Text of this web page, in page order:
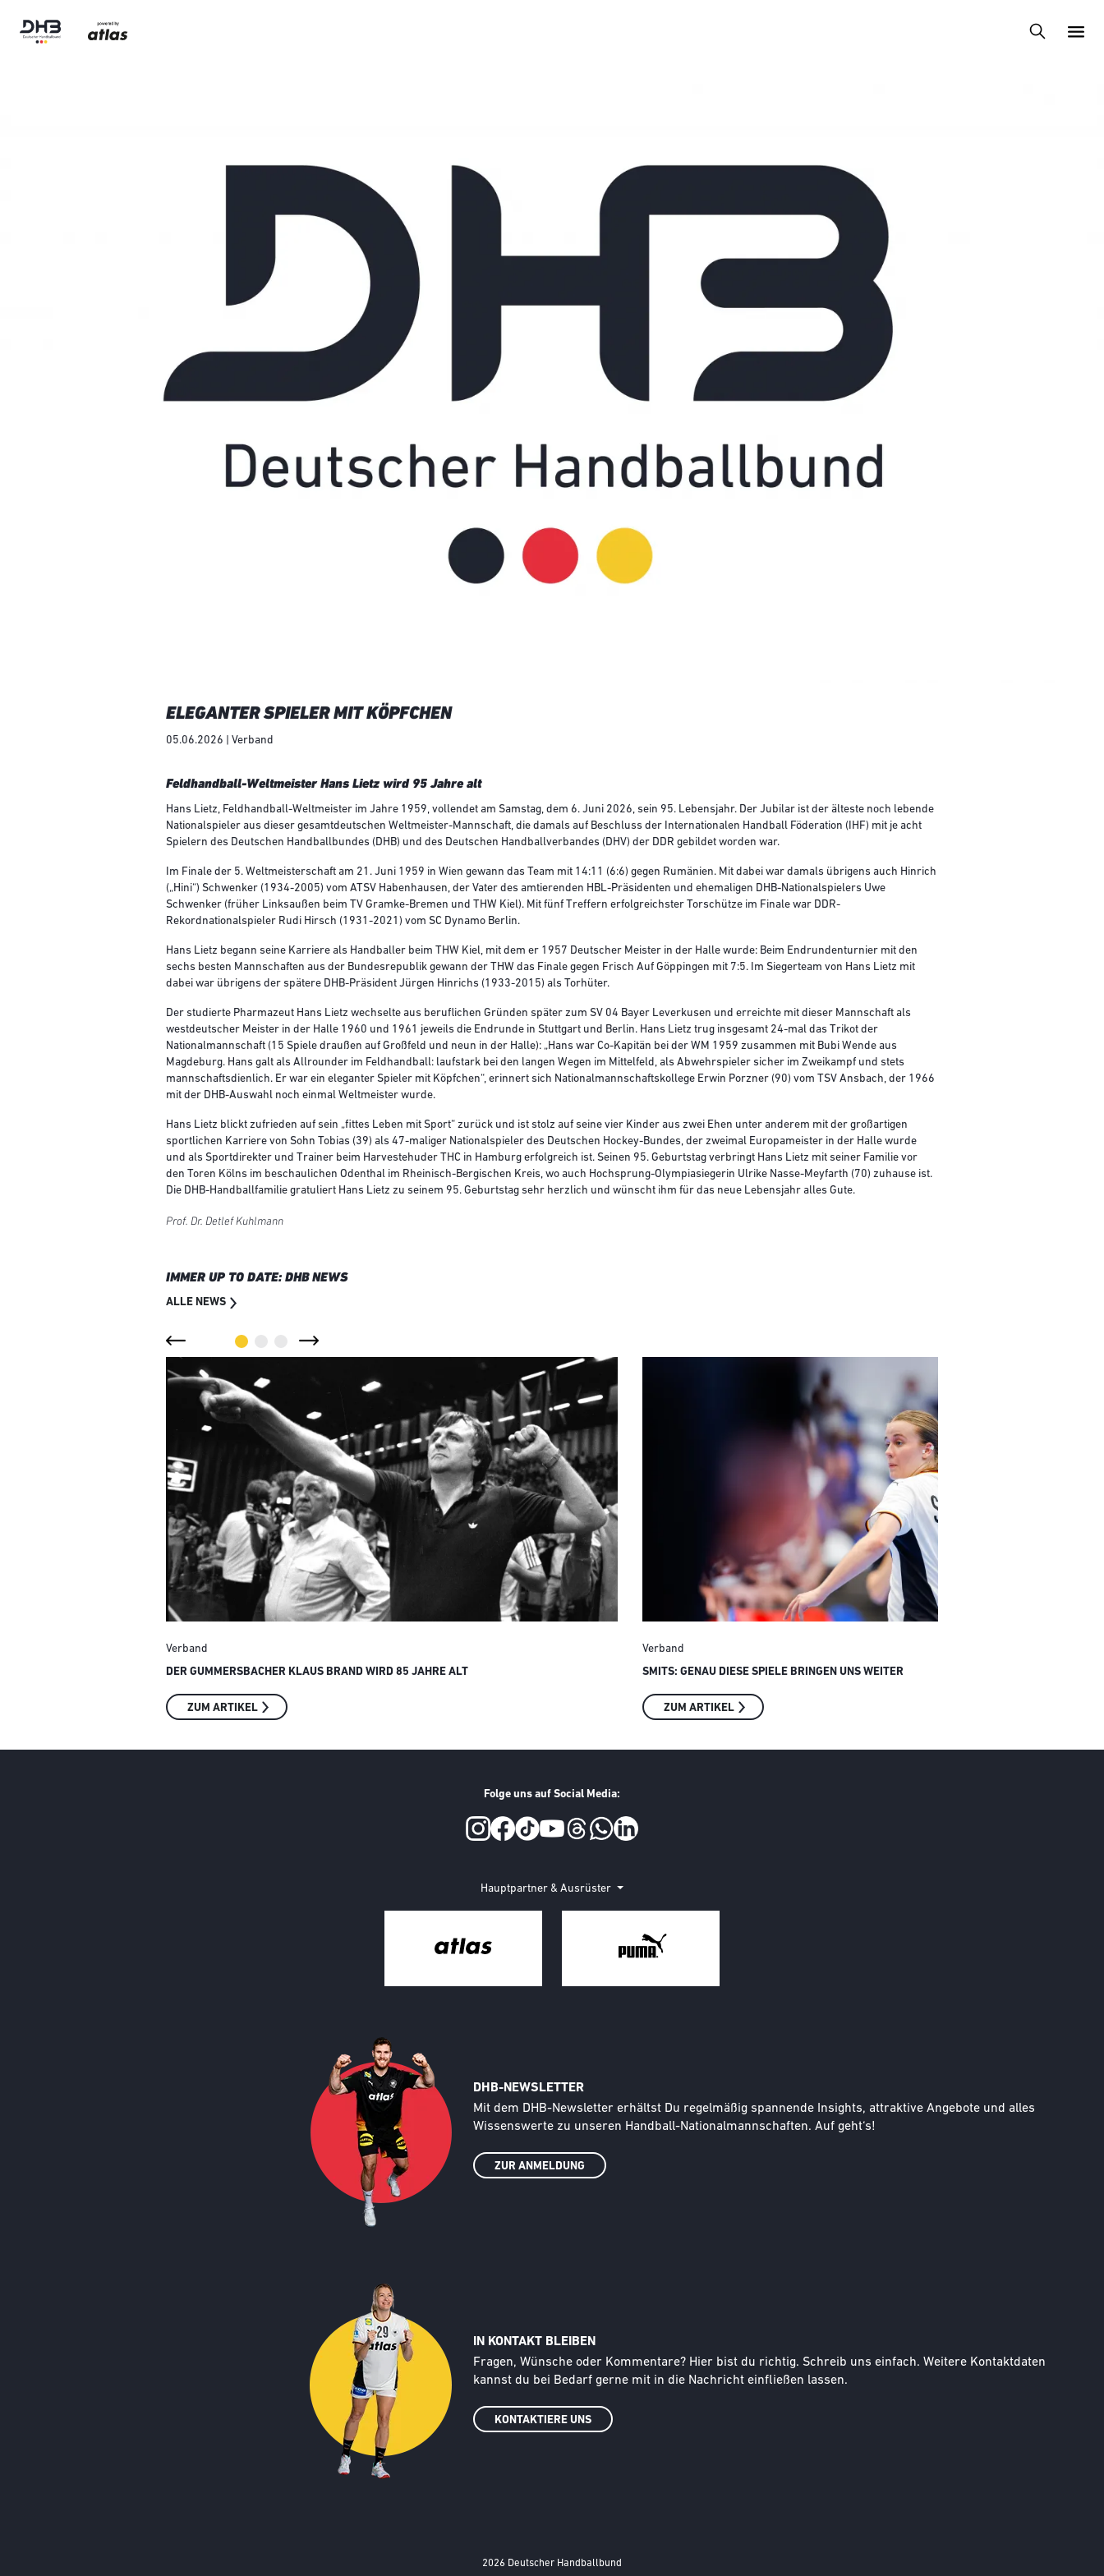
ELEGANTER SPIELER MIT KÖPFCHEN
05.06.2026 | Verband
Feldhandball-Weltmeister Hans Lietz wird 95 Jahre alt
Hans Lietz, Feldhandball-Weltmeister im Jahre 1959, vollendet am Samstag, dem 6. Juni 2026, sein 95. Lebensjahr. Der Jubilar ist der älteste noch lebende
Nationalspieler aus dieser gesamtdeutschen Weltmeister-Mannschaft, die damals auf Beschluss der Internationalen Handball Föderation (IHF) mit je acht
Spielern des Deutschen Handballbundes (DHB) und des Deutschen Handballverbandes (DHV) der DDR gebildet worden war.
Im Finale der 5. Weltmeisterschaft am 21. Juni 1959 in Wien gewann das Team mit 14:11 (6:6) gegen Rumänien. Mit dabei war damals übrigens auch Hinrich
(„Hini“) Schwenker (1934-2005) vom ATSV Habenhausen, der Vater des amtierenden HBL-Präsidenten und ehemaligen DHB-Nationalspielers Uwe
Schwenker (früher Linksaußen beim TV Gramke-Bremen und THW Kiel). Mit fünf Treffern erfolgreichster Torschütze im Finale war DDR-
Rekordnationalspieler Rudi Hirsch (1931-2021) vom SC Dynamo Berlin.
Hans Lietz begann seine Karriere als Handballer beim THW Kiel, mit dem er 1957 Deutscher Meister in der Halle wurde: Beim Endrundenturnier mit den
sechs besten Mannschaften aus der Bundesrepublik gewann der THW das Finale gegen Frisch Auf Göppingen mit 7:5. Im Siegerteam von Hans Lietz mit
dabei war übrigens der spätere DHB-Präsident Jürgen Hinrichs (1933-2015) als Torhüter.
Der studierte Pharmazeut Hans Lietz wechselte aus beruflichen Gründen später zum SV 04 Bayer Leverkusen und erreichte mit dieser Mannschaft als
westdeutscher Meister in der Halle 1960 und 1961 jeweils die Endrunde in Stuttgart und Berlin. Hans Lietz trug insgesamt 24-mal das Trikot der
Nationalmannschaft (15 Spiele draußen auf Großfeld und neun in der Halle): „Hans war Co-Kapitän bei der WM 1959 zusammen mit Bubi Wende aus
Magdeburg. Hans galt als Allrounder im Feldhandball: laufstark bei den langen Wegen im Mittelfeld, als Abwehrspieler sicher im Zweikampf und stets
mannschaftsdienlich. Er war ein eleganter Spieler mit Köpfchen“, erinnert sich Nationalmannschaftskollege Erwin Porzner (90) vom TSV Ansbach, der 1966
mit der DHB-Auswahl noch einmal Weltmeister wurde.
Hans Lietz blickt zufrieden auf sein „fittes Leben mit Sport“ zurück und ist stolz auf seine vier Kinder aus zwei Ehen unter anderem mit der großartigen
sportlichen Karriere von Sohn Tobias (39) als 47-maliger Nationalspieler des Deutschen Hockey-Bundes, der zweimal Europameister in der Halle wurde
und als Sportdirekter und Trainer beim Harvestehuder THC in Hamburg erfolgreich ist. Seinen 95. Geburtstag verbringt Hans Lietz mit seiner Familie vor
den Toren Kölns im beschaulichen Odenthal im Rheinisch-Bergischen Kreis, wo auch Hochsprung-Olympiasiegerin Ulrike Nasse-Meyfarth (70) zuhause ist.
Die DHB-Handballfamilie gratuliert Hans Lietz zu seinem 95. Geburtstag sehr herzlich und wünscht ihm für das neue Lebensjahr alles Gute.
Prof. Dr. Detlef Kuhlmann
IMMER UP TO DATE: DHB NEWS
ALLE NEWS
Verband
DER GUMMERSBACHER KLAUS BRAND WIRD 85 JAHRE ALT
ZUM ARTIKEL
Verband
SMITS: GENAU DIESE SPIELE BRINGEN UNS WEITER
ZUM ARTIKEL
Folge uns auf Social Media:
Hauptpartner & Ausrüster
DHB-NEWSLETTER
Text
Mit dem DHB-Newsletter erhältst Du regelmäßig spannende Insights, attraktive Angebote und alles
Wissenswerte zu unseren Handball-Nationalmannschaften. Auf geht‘s!
ZUR ANMELDUNG
IN KONTAKT BLEIBEN
Text
Fragen, Wünsche oder Kommentare? Hier bist du richtig. Schreib uns einfach. Weitere Kontaktdaten
kannst du bei Bedarf gerne mit in die Nachricht einfließen lassen.
KONTAKTIERE UNS
2026 Deutscher Handballbund